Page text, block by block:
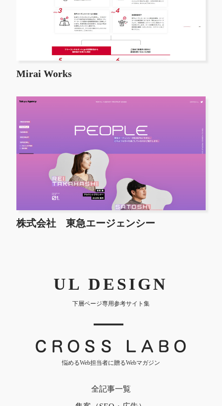
Mirai Works
株式会社 東急エージェンシー
UL DESIGN
下層ページ専用参考サイト集
｜
悩めるWeb担当者に贈るWebマガジン
全記事一覧